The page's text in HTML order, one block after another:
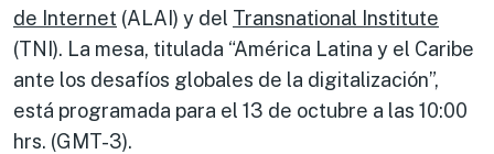
de Internet (ALAI) y del Transnational Institute
(TNI). La mesa, titulada “América Latina y el Caribe
ante los desafíos globales de la digitalización”,
está programada para el 13 de octubre a las 10:00
hrs. (GMT-3).